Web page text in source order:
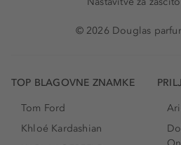
© 2026 Douglas
TOP BLAGOVNE ZNAMKE
Tom Ford
Khloé Kardashian